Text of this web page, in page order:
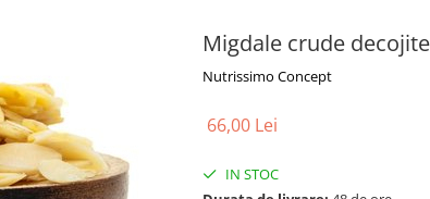
Migdale crude
Nutrissimo Concept
66,00 Lei
IN STOC